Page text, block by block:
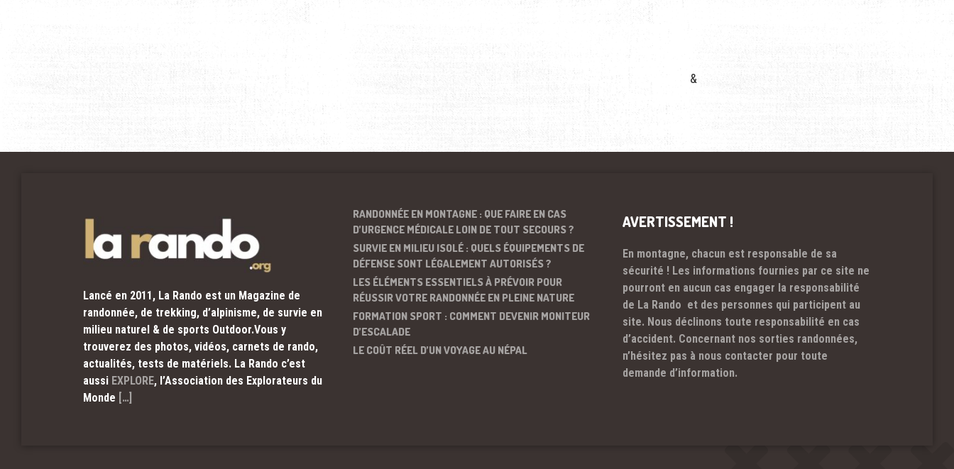
&
Lancé en 2011, La Rando est un Magazine de
randonnée, de trekking, d’alpinisme, de survie en
milieu naturel & de sports Outdoor.Vous y
trouverez des photos, vidéos, carnets de rando,
actualités, tests de matériels. La Rando c’est
aussi EXPLORE, l’Association des Explorateurs du
Monde […]
RANDONNÉE EN MONTAGNE : QUE FAIRE EN CAS
D’URGENCE MÉDICALE LOIN DE TOUT SECOURS ?
SURVIE EN MILIEU ISOLÉ : QUELS ÉQUIPEMENTS DE
DÉFENSE SONT LÉGALEMENT AUTORISÉS ?
LES ÉLÉMENTS ESSENTIELS À PRÉVOIR POUR
RÉUSSIR VOTRE RANDONNÉE EN PLEINE NATURE
FORMATION SPORT : COMMENT DEVENIR MONITEUR
D’ESCALADE
LE COÛT RÉEL D’UN VOYAGE AU NÉPAL
AVERTISSEMENT !
En montagne, chacun est responsable de sa
sécurité ! Les informations fournies par ce site ne
pourront en aucun cas engager la responsabilité
de La Rando et des personnes qui participent au
site. Nous déclinons toute responsabilité en cas
d’accident. Concernant nos sorties randonnées,
n’hésitez pas à nous contacter pour toute
demande d’information.